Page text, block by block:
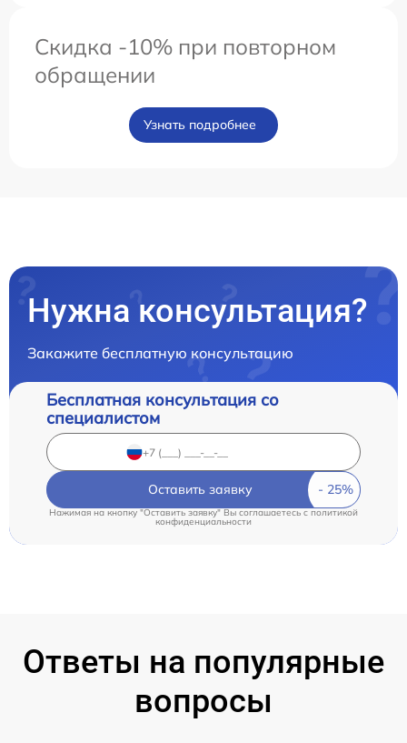
Скидка -10% при повторном
обращении
Узнать подробнее
Нужна консультация?
Закажите бесплатную консультацию
Бесплатная консультация со
специалистом
Оставить заявку
Нажимая на кнопку "Оставить заявку" Вы соглашаетесь cполитикой
конфиденциальности
Ответы на популярные
вопросы